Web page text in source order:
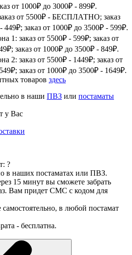
от 1000₽ до 3000₽ - 899₽.
от 5500₽ - БЕСПЛАТНО; заказ
449₽; заказ от 1000₽ до 3500₽ - 599₽.
1: заказ от 5500₽ - 599₽; заказ от
заказ от 1000₽ до 3500₽ - 849₽.
2: заказ от 5500₽ - 1449₽; заказ от
заказ от 1000₽ до 3500₽ - 1649₽.
товаров здесь
в наши ПВЗ или постаматы
у Вас
?
в наших постаматах или ПВЗ.
15 минут вы сможете забрать
Вам придет СМС с кодом для
в любой постамат
- бесплатна.